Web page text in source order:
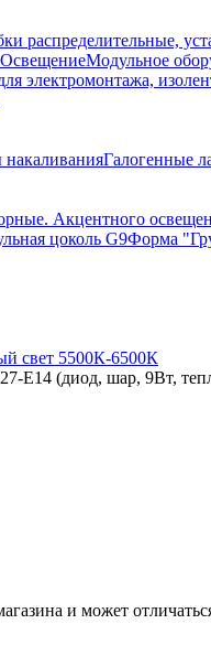
распределительные,
ОсвещениеМодульное
электромонтажа,
Галогенные
Акцентного
цоколь G9Форма
свет 5500К-6500К
E14 (диод, шар, 9Вт,
и может